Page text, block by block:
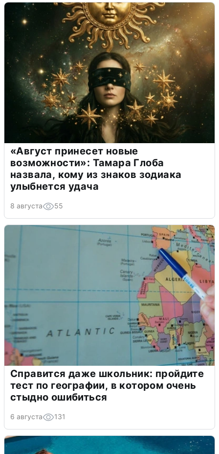
«Август принесет новые
возможности»: Тамара Глоба
назвала, кому из знаков зодиака
улыбнется удача
8 августа 55
Справится даже школьник: пройдите
тест по географии, в котором очень
стыдно ошибиться
6 августа 131